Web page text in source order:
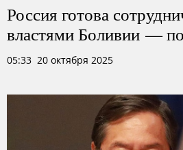
Россия готова
властями Боливии —
05:33 20 октября 2025